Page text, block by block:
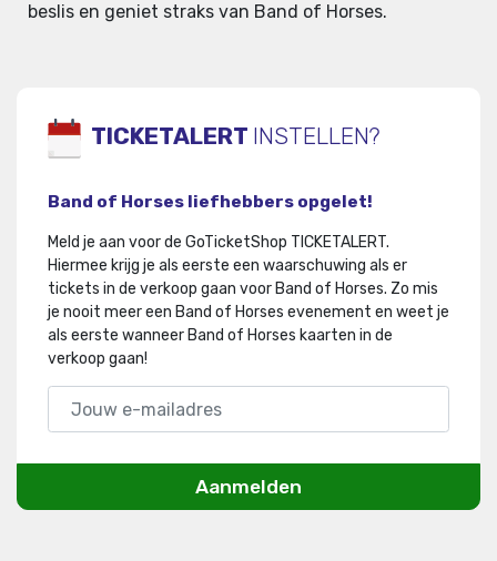
beslis en geniet straks van Band of Horses.
TICKETALERT INSTELLEN?
Band of Horses liefhebbers opgelet!
Meld je aan voor de GoTicketShop TICKETALERT.
Hiermee krijg je als eerste een waarschuwing als er
tickets in de verkoop gaan voor Band of Horses. Zo mis
je nooit meer een Band of Horses evenement en weet je
als eerste wanneer Band of Horses kaarten in de
verkoop gaan!
Aanmelden